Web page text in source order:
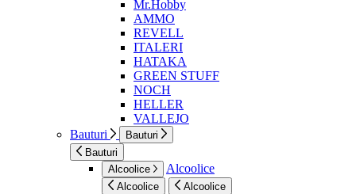
Mr.Hobby
AMMO
REVELL
ITALERI
HATAKA
GREEN STUFF
NOCH
HELLER
VALLEJO
Bauturi
Bauturi
Bauturi
Alcoolice
Alcoolice
Alcoolice Alcoolice